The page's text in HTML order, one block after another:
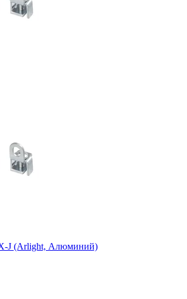
J (Arlight, Алюминий)